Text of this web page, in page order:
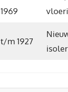
1969
t/m 1927